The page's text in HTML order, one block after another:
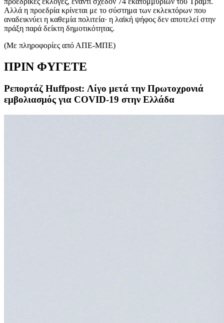
Αλλά η προεδρία κρίνεται με το σύστημα των εκλεκτόρων που
αναδεικνύει η καθεμία πολιτεία· η λαϊκή ψήφος δεν αποτελεί στην
πράξη παρά δείκτη δημοτικότητας.
(Με πληροφορίες από ΑΠΕ-ΜΠΕ)
ΠΡΙΝ ΦΥΓΕΤΕ
Ρεπορτάζ Huffpost: Λίγο μετά την Πρωτοχρονιά
εμβολιασμός για COVID-19 στην Ελλάδα